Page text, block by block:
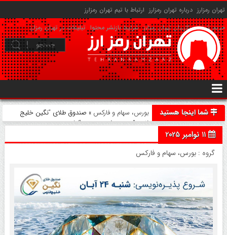
تهران رمزارز درباره تهران رمزارز ارتباط با تیم تهران رمزارز
حریم شخصی کاربران تهران رمزارز شرایط بازنشر محتوا تبلیغات در تهران رمزارز
شما اینجا هستید بورس، سهام و فارکس » صندوق طلای “نگین خلیج
فارس” مجوز پذیره‌نویسی گرفت
11 نوامبر 2025
گروه :بورس، سهام و فارکس